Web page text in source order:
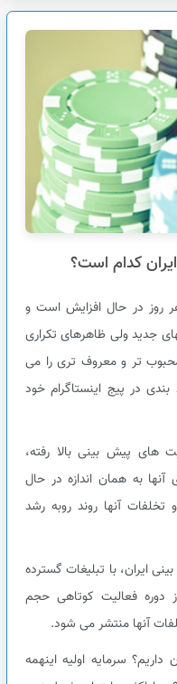
کدام است؟
روز در حال افزایش است و
جدید ولی ظاهرهای تکراری
تر و معروف تری را می
در پیج اینستاگرام خود
های پیش بینی بالا رفته،
به همان اندازه در حال
آنها روند روبه رشد
ایران، با تبلیغات گسترده
دوره فعالیت کوتاهی حجم
آنها منتشر می شود.
سرمایه اولیه اینهمه